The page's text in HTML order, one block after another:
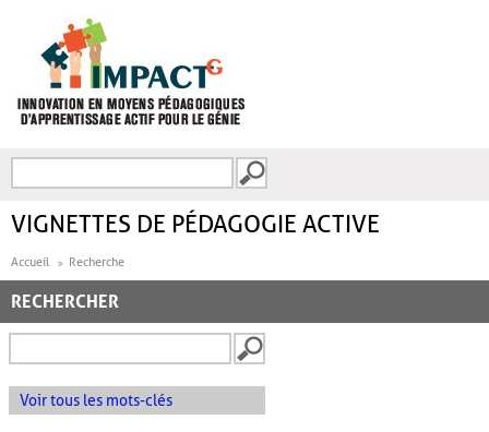
FORMULAIRE DE
VIGNETTES DE PÉDAGOGIE ACTIVE
Accueil Recherche
RECHERCHER
Voir tous les mots-clés